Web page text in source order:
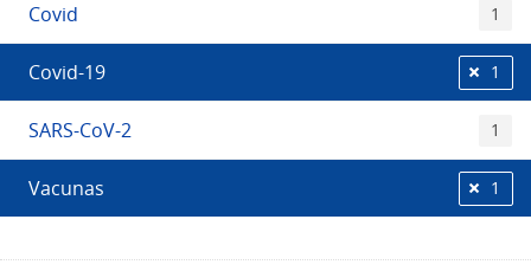
Covid 1
Covid-19 1
SARS-CoV-2 1
Vacunas 1